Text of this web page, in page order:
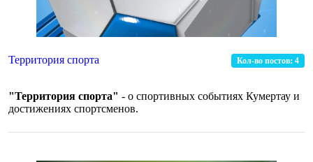
Территория спорта Кол-во постов: 4
"Территория спорта" - о спортивных событиях Кумертау и
достижениях спортсменов.